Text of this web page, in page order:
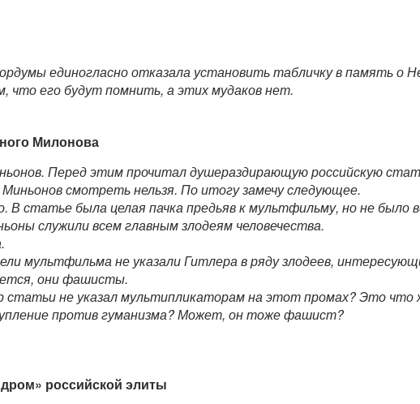
единогласно отказала установить табличку в память о
что его будут помнить, а этих мудаков нет.
Милонова
Перед этим прочитал душераздирающую российскую
смотреть нельзя. По итогу замечу следующее.
В статье была целая пачка предьяв к мультфильму, но не было
служили всем главным злодеям человечества.
мультфильма не указали Гитлера в ряду злодеев,
они фашисты.
статьи не указал мультипликаторам на этот промах? Это что
против гуманизма? Может, он тоже фашист?
российской элиты